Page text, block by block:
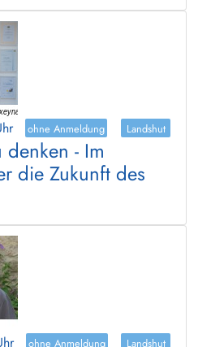
ohne Anmeldung Landshut
denken - Im
die Zukunft des
ohne Anmeldung Landshut